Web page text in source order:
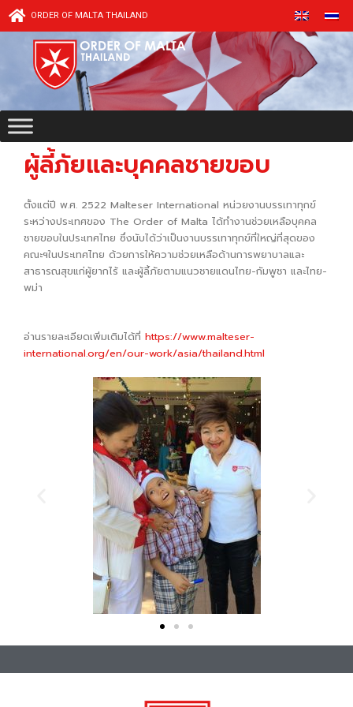
Skip
content
ORDER OF MALTA THAILAND
ผู้ลี้ภัยและบุคคลชายขอบ
ตั้งแต่ปี พ.ศ. 2522 Malteser International หน่วยงานบรรเทาทุกข์
ระหว่างประเทศของ The Order of Malta ได้ทำงานช่วยเหลือบุคคล
ชายขอบในประเทศไทย ซึ่งนับได้ว่าเป็นงานบรรเทาทุกข์ที่ใหญ่ที่สุดของ
คณะฯในประเทศไทย ด้วยการให้ความช่วยเหลือด้านการพยาบาลและ
สาธารณสุขแก่ผู้ยากไร้ และผู้ลี้ภัยตามแนวชายแดนไทย-กัมพูชา และไทย-
พม่า
อ่านรายละเอียดเพิ่มเติมได้ที่ https://www.malteser-
international.org/en/our-work/asia/thailand.html